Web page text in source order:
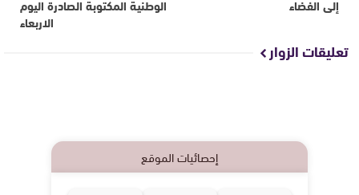
إلى الفضاء الوطنية المكتوبة الصادرة اليوم
الاربعاء
تعليقات الزوار
إحصائيات الموقع